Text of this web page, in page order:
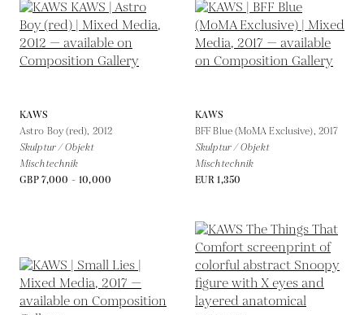
KAWS
Astro Boy (red), 2012
Skulptur / Objekt
Mischtechnik
GBP 7,000 - 10,000
KAWS
BFF Blue (MoMA Exclusive), 2017
Skulptur / Objekt
Mischtechnik
EUR 1,350